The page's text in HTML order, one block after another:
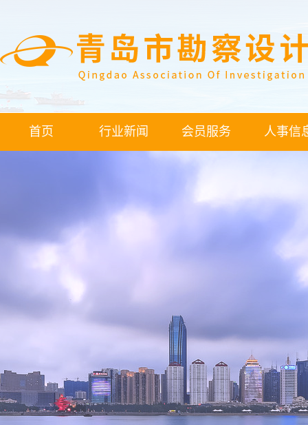
首页 行业新闻 会员服务 人事信